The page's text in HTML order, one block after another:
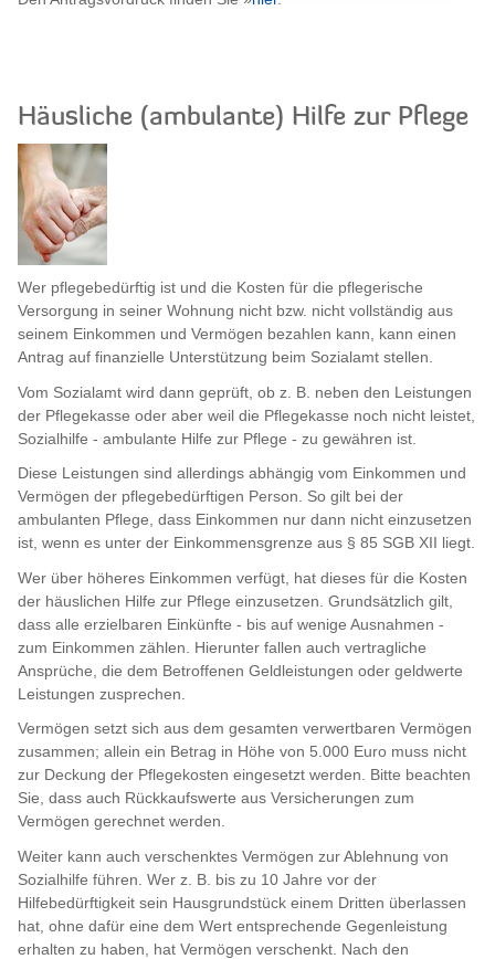
Häusliche (ambulante) Hilfe zur Pflege
Wer pflegebedürftig ist und die Kosten für die pflegerische
Versorgung in seiner Wohnung nicht bzw. nicht vollständig aus
seinem Einkommen und Vermögen bezahlen kann, kann einen
Antrag auf finanzielle Unterstützung beim Sozialamt stellen.
Vom Sozialamt wird dann geprüft, ob z. B. neben den Leistungen
der Pflegekasse oder aber weil die Pflegekasse noch nicht leistet,
Sozialhilfe - ambulante Hilfe zur Pflege - zu gewähren ist.
Diese Leistungen sind allerdings abhängig vom Einkommen und
Vermögen der pflegebedürftigen Person. So gilt bei der
ambulanten Pflege, dass Einkommen nur dann nicht einzusetzen
ist, wenn es unter der Einkommensgrenze aus § 85 SGB XII liegt.
Wer über höheres Einkommen verfügt, hat dieses für die Kosten
der häuslichen Hilfe zur Pflege einzusetzen. Grundsätzlich gilt,
dass alle erzielbaren Einkünfte - bis auf wenige Ausnahmen -
zum Einkommen zählen. Hierunter fallen auch vertragliche
Ansprüche, die dem Betroffenen Geldleistungen oder geldwerte
Leistungen zusprechen.
Vermögen setzt sich aus dem gesamten verwertbaren Vermögen
zusammen; allein ein Betrag in Höhe von 5.000 Euro muss nicht
zur Deckung der Pflegekosten eingesetzt werden. Bitte beachten
Sie, dass auch Rückkaufswerte aus Versicherungen zum
Vermögen gerechnet werden.
Weiter kann auch verschenktes Vermögen zur Ablehnung von
Sozialhilfe führen. Wer z. B. bis zu 10 Jahre vor der
Hilfebedürftigkeit sein Hausgrundstück einem Dritten überlassen
hat, ohne dafür eine dem Wert entsprechende Gegenleistung
erhalten zu haben, hat Vermögen verschenkt. Nach den